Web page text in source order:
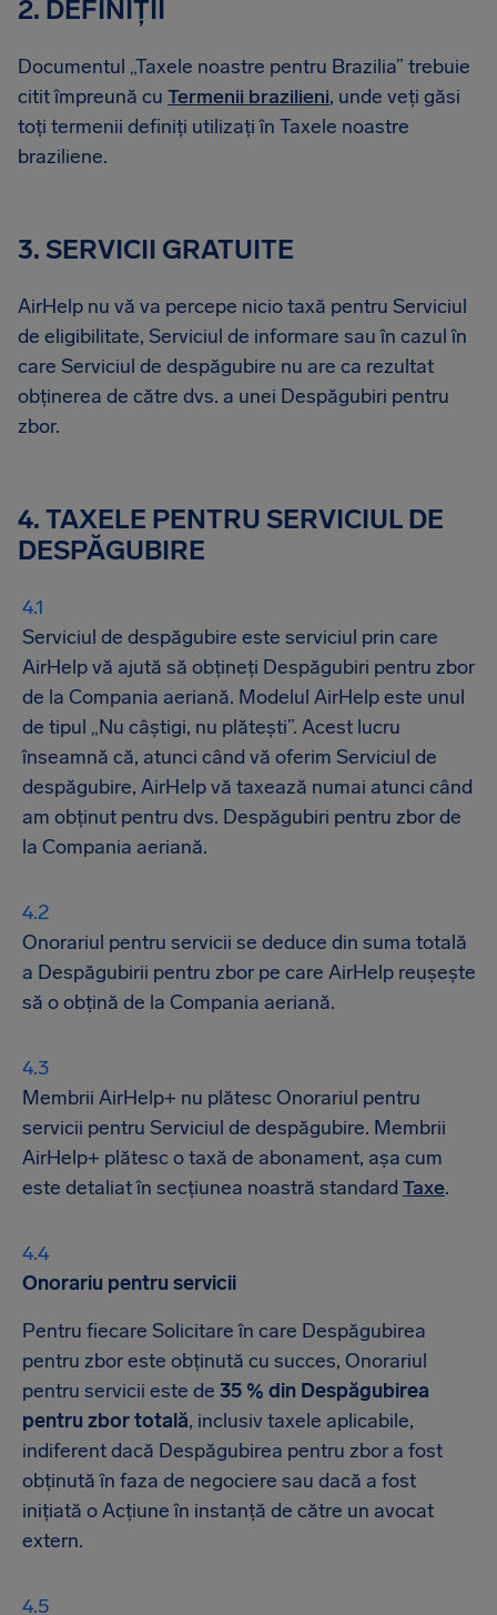
2. DEFINIȚII
Documentul „Taxele noastre pentru Brazilia” trebuie
citit împreună cu Termenii brazilieni, unde veți găsi
toți termenii definiți utilizați în Taxele noastre
braziliene.
3. SERVICII GRATUITE
AirHelp nu vă va percepe nicio taxă pentru Serviciul
de eligibilitate, Serviciul de informare sau în cazul în
care Serviciul de despăgubire nu are ca rezultat
obținerea de către dvs. a unei Despăgubiri pentru
zbor.
4. TAXELE PENTRU SERVICIUL DE
DESPĂGUBIRE
Serviciul de despăgubire este serviciul prin care
AirHelp vă ajută să obțineți Despăgubiri pentru zbor
de la Compania aeriană. Modelul AirHelp este unul
de tipul „Nu câștigi, nu plătești”. Acest lucru
înseamnă că, atunci când vă oferim Serviciul de
despăgubire, AirHelp vă taxează numai atunci când
am obținut pentru dvs. Despăgubiri pentru zbor de
la Compania aeriană.
Onorariul pentru servicii se deduce din suma totală
a Despăgubirii pentru zbor pe care AirHelp reușește
să o obțină de la Compania aeriană.
Membrii AirHelp+ nu plătesc Onorariul pentru
servicii pentru Serviciul de despăgubire. Membrii
AirHelp+ plătesc o taxă de abonament, așa cum
este detaliat în secțiunea noastră standard Taxe.
Onorariu pentru servicii
Pentru fiecare Solicitare în care Despăgubirea
pentru zbor este obținută cu succes, Onorariul
pentru servicii este de 35 % din Despăgubirea
pentru zbor totală, inclusiv taxele aplicabile,
indiferent dacă Despăgubirea pentru zbor a fost
obținută în faza de negociere sau dacă a fost
inițiată o Acțiune în instanță de către un avocat
extern.